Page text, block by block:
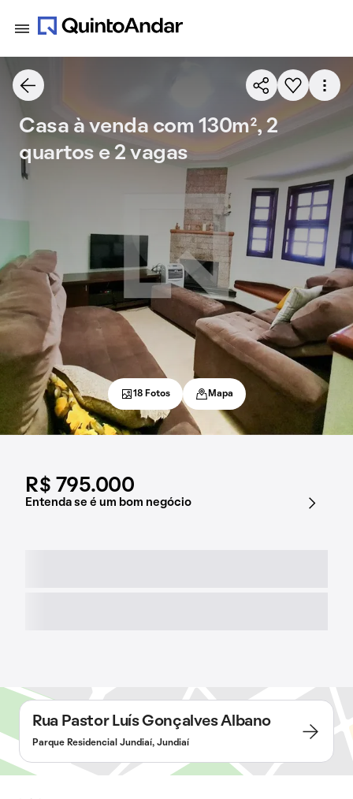
R$ 795.000
Entenda se é um bom negócio
Casa à venda com 130m², 2
quartos e 2 vagas
18 Fotos Mapa
Rua Pastor Luís Gonçalves Albano
Parque Residencial Jundiaí, Jundiaí